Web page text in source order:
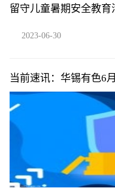
留守儿童暑期安全教育
2023-06-30
当前速讯：华锡有色6